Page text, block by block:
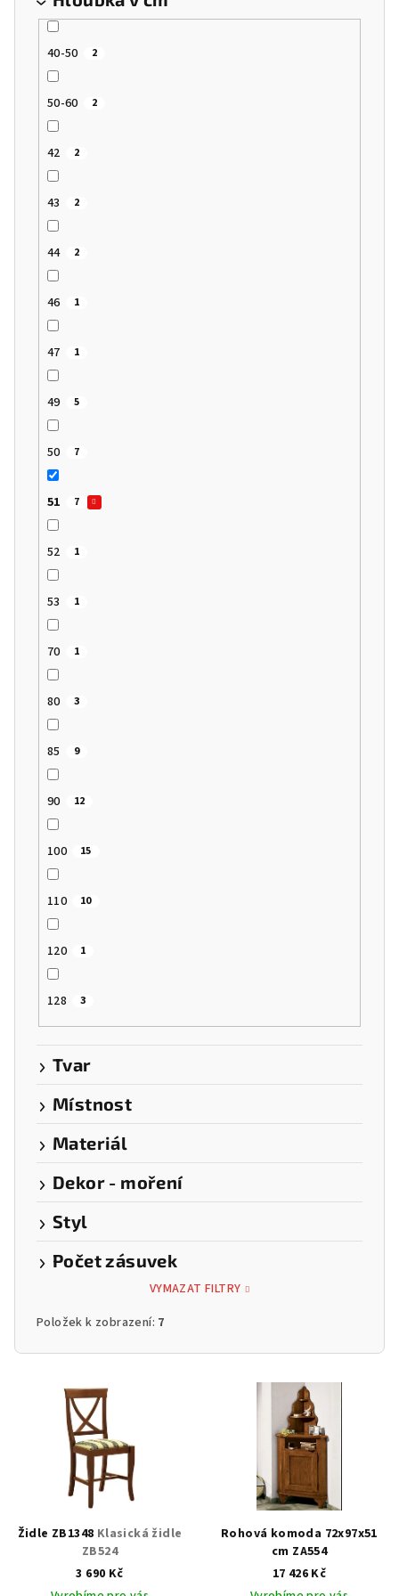
40-50 2
50-60 2
42 2
43 2
44 2
46 1
47 1
49 5
50 7
51 7
52 1
53 1
70 1
80 3
85 9
90 12
100 15
110 10
120 1
128 3
Tvar
Místnost
Materiál
Dekor - moření
Styl
Počet zásuvek
VYMAZAT FILTRY
Položek k zobrazení: 7
Židle ZB1348 Klasická židle
ZB524
3 690 Kč
Rohová komoda 72x97x51
cm ZA554
17 426 Kč